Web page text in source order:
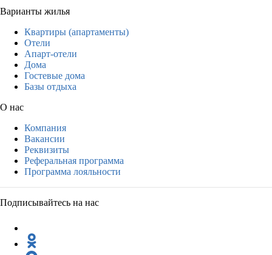
Варианты жилья
Квартиры (апартаменты)
Отели
Апарт-отели
Дома
Гостевые дома
Базы отдыха
О нас
Компания
Вакансии
Реквизиты
Реферальная программа
Программа лояльности
Подписывайтесь на нас